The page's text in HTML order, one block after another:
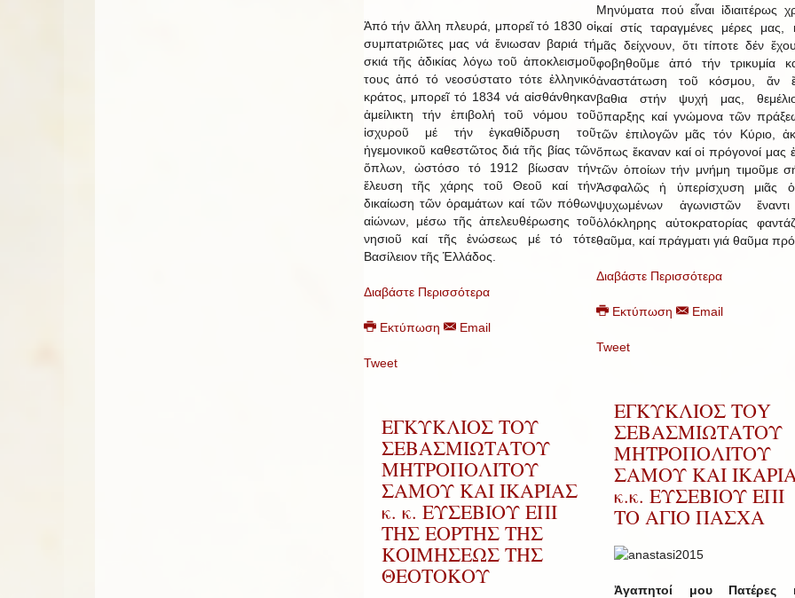
Ἀπό τήν ἄλλη πλευρά, μπορεῖ τό 1830 οἱ
συμπατριῶτες μας νά ἔνιωσαν βαριά τή
σκιά τῆς ἀδικίας λόγω τοῦ ἀποκλεισμοῦ
τους ἀπό τό νεοσύστατο τότε ἑλληνικό
κράτος, μπορεῖ τό 1834 νά αἰσθάνθηκαν
ἀμείλικτη τήν ἐπιβολή τοῦ νόμου τοῦ
ἰσχυροῦ μέ τήν ἐγκαθίδρυση τοῦ
ἡγεμονικοῦ καθεστῶτος διά τῆς βίας τῶν
ὅπλων, ὡστόσο τό 1912 βίωσαν τήν
ἔλευση τῆς χάρης τοῦ Θεοῦ καί τήν
δικαίωση τῶν ὁραμάτων καί τῶν πόθων
αἰώνων, μέσω τῆς ἀπελευθέρωσης τοῦ
νησιοῦ καί τῆς ἑνώσεως μέ τό τότε
Βασίλειον τῆς Ἑλλάδος.
Διαβάστε Περισσότερα
Εκτύπωση Email
Tweet
ΕΓΚΥΚΛΙΟΣ ΤΟΥ
ΣΕΒΑΣΜΙΩΤΑΤΟΥ
ΜΗΤΡΟΠΟΛΙΤΟΥ
ΣΑΜΟΥ ΚΑΙ ΙΚΑΡΙΑΣ
κ. κ. ΕΥΣΕΒΙΟΥ ΕΠΙ
ΤΗΣ ΕΟΡΤΗΣ ΤΗΣ
ΚΟΙΜΗΣΕΩΣ ΤΗΣ
ΘΕΟΤΟΚΟΥ
Μηνύματα πού εἶναι ἰδιαιτέρως
καί στίς ταραγμένες μέρες μας,
μᾶς δείχνουν, ὅτι τίποτε δέν
φοβηθοῦμε ἀπό τήν τρικυμία
ἀναστάτωση τοῦ κόσμου, ἄν
βαθια στήν ψυχή μας,
ὕπαρξης καί γνώμονα τῶν
τῶν ἐπιλογῶν μᾶς τόν Κύριο,
ὅπως ἔκαναν καί οἱ πρόγονοί μας
τῶν ὁποίων τήν μνήμη τιμοῦμε
Ἀσφαλῶς ἡ ὑπερίσχυση μιᾶς
ψυχωμένων ἀγωνιστῶν
ὁλόκληρης αὐτοκρατορίας
θαῦμα, καί πράγματι γιά θαῦμα
Διαβάστε Περισσότερα
Εκτύπωση Email
Tweet
ΕΓΚΥΚΛΙΟΣ ΤΟY
ΣΕΒΑΣΜΙΩΤAΤΟΥ
ΜΗΤΡΟΠΟΛIΤΟΥ
ΣAΜΟΥ ΚΑI
κ.κ. ΕΥΣΕΒΙΟΥ EΠI
ΤΟ ΑΓΙΟ ΠΑΣΧΑ
Ἀγαπητοί μου Πατέρες